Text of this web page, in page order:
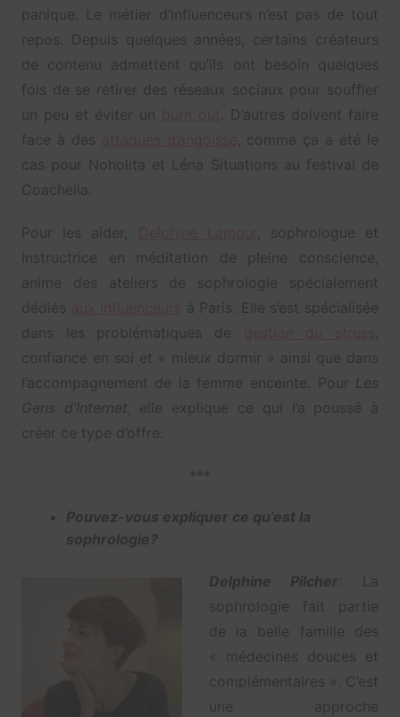
panique. Le métier d’influenceurs n’est pas de tout
repos. Depuis quelques années, certains créateurs
de contenu admettent qu’ils ont besoin quelques
fois de se retirer des réseaux sociaux pour souffler
un peu et éviter un
. D’autres doivent faire
face à des
, comme ça a été le
cas pour Noholita et Léna Situations au festival de
Coachella.
Pour les aider,
, sophrologue et
Instructrice en méditation de pleine conscience,
anime des ateliers de sophrologie spécialement
dédiés
à Paris. Elle s’est spécialisée
dans les problématiques de
,
confiance en soi et « mieux dormir » ainsi que dans
l’accompagnement de la femme enceinte.
Pour Les
Gens d’Internet , elle explique ce qui l’a poussé à
créer ce type d’offre.
***
Pouvez-vous expliquer ce qu’est la
sophrologie?
Delphine Pilcher : La
sophrologie fait partie
de la belle famille des
« médecines douces et
complémentaires ». C’est
une approche